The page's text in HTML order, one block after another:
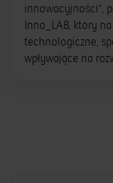
innowacyjności”,
Inno_LAB, który
technologiczne,
wpływające na